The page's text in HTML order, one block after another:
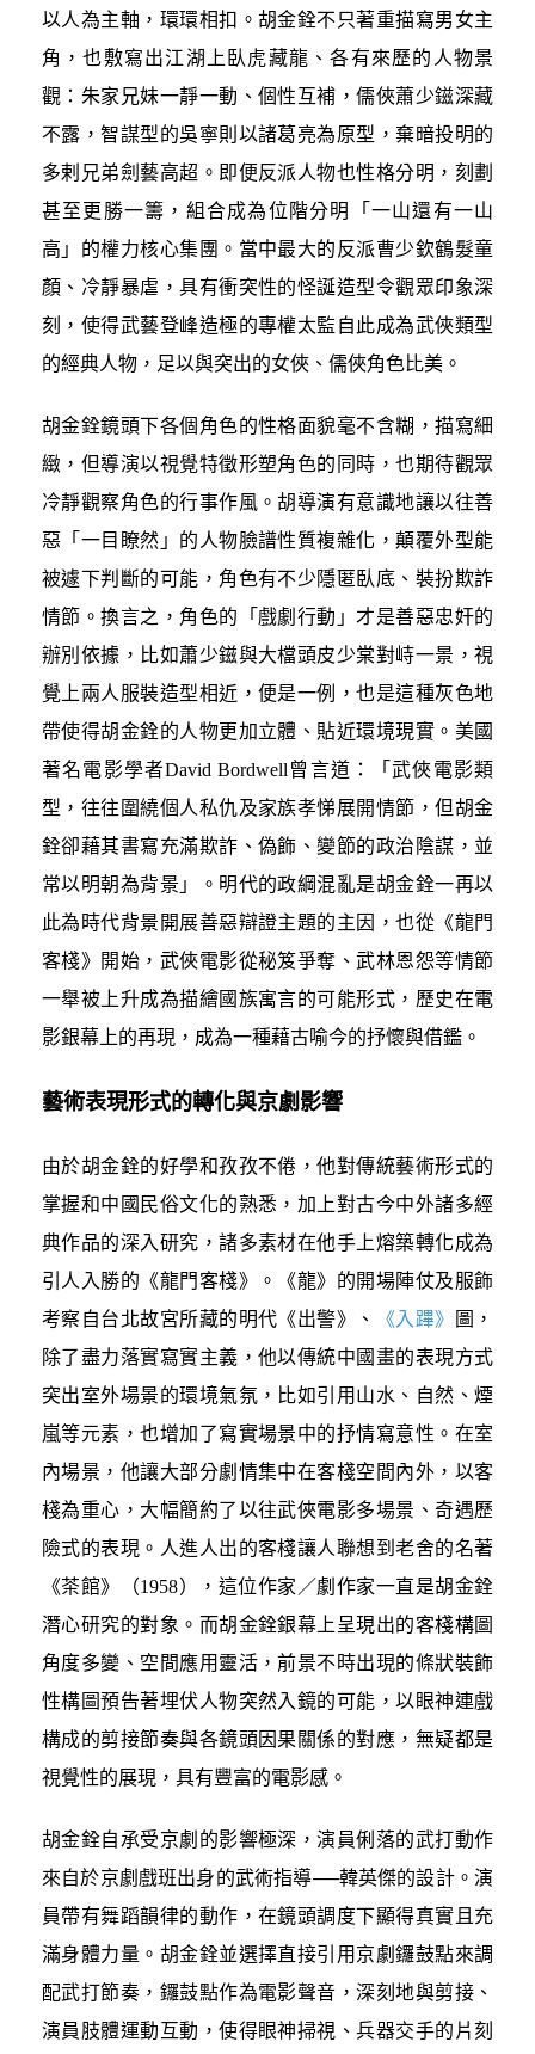
以人為主軸，環環相扣。胡金銓不只著重描寫男女主
角，也敷寫出江湖上臥虎藏龍、各有來歷的人物景
觀：朱家兄妹一靜一動、個性互補，儒俠蕭少鎡深藏
不露，智謀型的吳寧則以諸葛亮為原型，棄暗投明的
多剌兄弟劍藝高超。即便反派人物也性格分明，刻劃
甚至更勝一籌，組合成為位階分明「一山還有一山
高」的權力核心集團。當中最大的反派曹少欽鶴髮童
顏、冷靜暴虐，具有衝突性的怪誕造型令觀眾印象深
刻，使得武藝登峰造極的專權太監自此成為武俠類型
的經典人物，足以與突出的女俠、儒俠角色比美。
胡金銓鏡頭下各個角色的性格面貌毫不含糊，描寫細
緻，但導演以視覺特徵形塑角色的同時，也期待觀眾
冷靜觀察角色的行事作風。胡導演有意識地讓以往善
惡「一目瞭然」的人物臉譜性質複雜化，顛覆外型能
被遽下判斷的可能，角色有不少隱匿臥底、裝扮欺詐
情節。換言之，角色的「戲劇行動」才是善惡忠奸的
辦別依據，比如蕭少鎡與大檔頭皮少棠對峙一景，視
覺上兩人服裝造型相近，便是一例，也是這種灰色地
帶使得胡金銓的人物更加立體、貼近環境現實。美國
著名電影學者David Bordwell曾言道：「武俠電影類
型，往往圍繞個人私仇及家族孝悌展開情節，但胡金
銓卻藉其書寫充滿欺詐、偽飾、變節的政治陰謀，並
常以明朝為背景」。明代的政綱混亂是胡金銓一再以
此為時代背景開展善惡辯證主題的主因，也從《龍門
客棧》開始，武俠電影從秘笈爭奪、武林恩怨等情節
一舉被上升成為描繪國族寓言的可能形式，歷史在電
影銀幕上的再現，成為一種藉古喻今的抒懷與借鑑。
藝術表現形式的轉化與京劇影響
由於胡金銓的好學和孜孜不倦，他對傳統藝術形式的
掌握和中國民俗文化的熟悉，加上對古今中外諸多經
典作品的深入研究，諸多素材在他手上熔築轉化成為
引人入勝的《龍門客棧》。《龍》的開場陣仗及服飾
考察自台北故宮所藏的明代《出警》、
《入蹕》
圖，
除了盡力落實寫實主義，他以傳統中國畫的表現方式
突出室外場景的環境氣氛，比如引用山水、自然、煙
嵐等元素，也增加了寫實場景中的抒情寫意性。在室
內場景，他讓大部分劇情集中在客棧空間內外，以客
棧為重心，大幅簡約了以往武俠電影多場景、奇遇歷
險式的表現。人進人出的客棧讓人聯想到老舍的名著
《茶館》（1958），這位作家／劇作家一直是胡金銓
潛心研究的對象。而胡金銓銀幕上呈現出的客棧構圖
角度多變、空間應用靈活，前景不時出現的條狀裝飾
性構圖預告著埋伏人物突然入鏡的可能，以眼神連戲
構成的剪接節奏與各鏡頭因果關係的對應，無疑都是
視覺性的展現，具有豐富的電影感。
胡金銓自承受京劇的影響極深，演員俐落的武打動作
來自於京劇戲班出身的武術指導──韓英傑的設計。演
員帶有舞蹈韻律的動作，在鏡頭調度下顯得真實且充
滿身體力量。胡金銓並選擇直接引用京劇鑼鼓點來調
配武打節奏，鑼鼓點作為電影聲音，深刻地與剪接、
演員肢體運動互動，使得眼神掃視、兵器交手的片刻